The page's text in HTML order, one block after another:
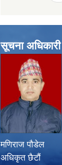
सूचना अधिकारी
मणिराज पौडेल
अधिकृत छैटौं